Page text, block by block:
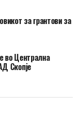
за грантови за
во Централна
Скопје